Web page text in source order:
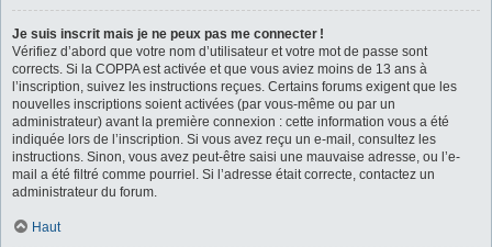
Je suis inscrit mais je ne peux pas me connecter !
Vérifiez d’abord que votre nom d’utilisateur et votre mot de passe sont
corrects. Si la COPPA est activée et que vous aviez moins de 13 ans à
l’inscription, suivez les instructions reçues. Certains forums exigent que les
nouvelles inscriptions soient activées (par vous-même ou par un
administrateur) avant la première connexion : cette information vous a été
indiquée lors de l’inscription. Si vous avez reçu un e-mail, consultez les
instructions. Sinon, vous avez peut-être saisi une mauvaise adresse, ou l’e-
mail a été filtré comme pourriel. Si l’adresse était correcte, contactez un
administrateur du forum.
Haut